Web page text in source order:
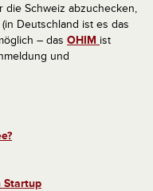
die Schweiz abzuchecken,
(in Deutschland ist es das
– das OHIM ist
und
Startup